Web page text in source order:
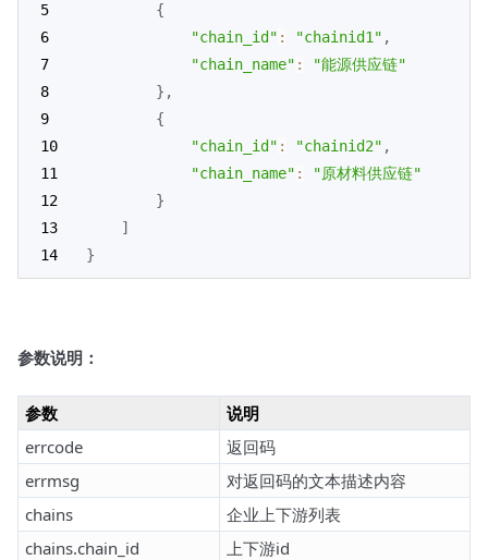
{
"chain_id" : "chainid1" ,
"chain_name" :
"能源供应链"
} ,
{
"chain_id" : "chainid2" ,
"chain_name" :
"原材料供应链"
}
]
}
参数说明：
参数
说明
errcode
返回码
errmsg
对返回码的文本描述内容
chains
企业上下游列表
chains.chain_id
上下游id